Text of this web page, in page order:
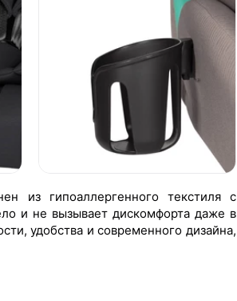
из гипоаллергенного текстиля с
и не вызывает дискомфорта даже в
удобства и современного дизайна,